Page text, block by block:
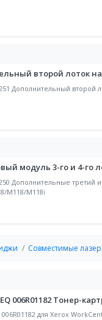
второй лоток на
Дополнительный второй
модуль 3-го и 4-го
Дополнительные третий
M118/M118i
Совместимые
006R01182 Тонер-
для Xerox